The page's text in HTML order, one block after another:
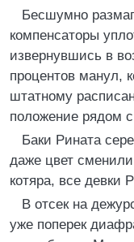
Бесшумно
компенсаторы
извернувшись в
процентов манул,
штатному
положение рядом
Баки Рината
даже цвет
котяра, все девки
В отсек на
уже поперек